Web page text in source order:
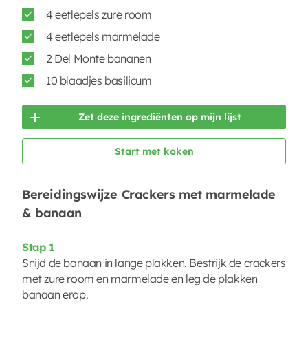
4 eetlepels zure room
4 eetlepels marmelade
2 Del Monte bananen
10 blaadjes basilicum
Zet deze ingrediënten op mijn lijst
Start met koken
Bereidingswijze Crackers met marmelade
& banaan
Stap 1
Snijd de banaan in lange plakken. Bestrijk de crackers
met zure room en marmelade en leg de plakken
banaan erop.